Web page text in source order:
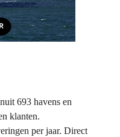
693 havens en
klanten.
per jaar. Direct